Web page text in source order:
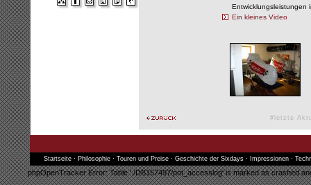
Entwicklungsleistungen
Ein kleines Video
#letzte
Startseite· Philosophie· Touren und Preise· Geschichte der Sixdays· Impressionen·
phpOpenTracker Error: Table './DB157497/pot_accesslog' is marked as crashed